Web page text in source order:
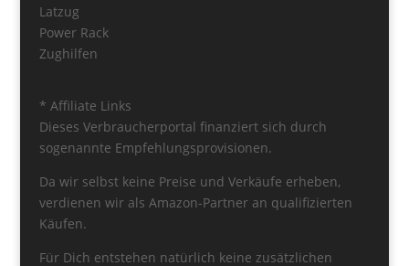
Latzug
Power Rack
Zughilfen
* Affiliate Links
Dieses Verbraucherportal finanziert sich durch
sogenannte Empfehlungsprovisionen.
Da wir selbst keine Preise und Verkäufe erheben,
verdienen wir als Amazon-Partner an qualifizierten
Käufen.
Für Dich entstehen natürlich keine zusätzlichen